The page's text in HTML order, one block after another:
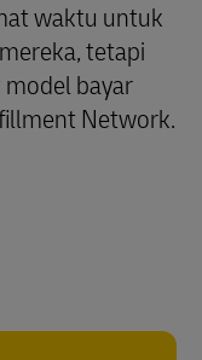
waktu untuk
tetapi
bayar
Network.